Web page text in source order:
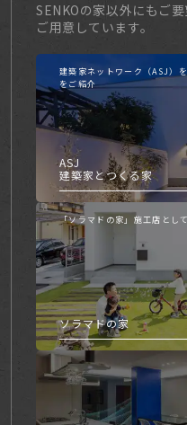
SENKOの家以外にもご
ご用意しています。
建築家ネットワーク（ASJ）
をご紹介
ASJ
建築家とつくる家
「ソラマドの家」施工店とし
ソラマドの家